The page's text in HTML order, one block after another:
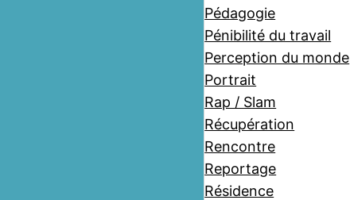
Pédagogie
Pénibilité du travail
Perception du monde
Portrait
Rap / Slam
Récupération
Rencontre
Reportage
Résidence